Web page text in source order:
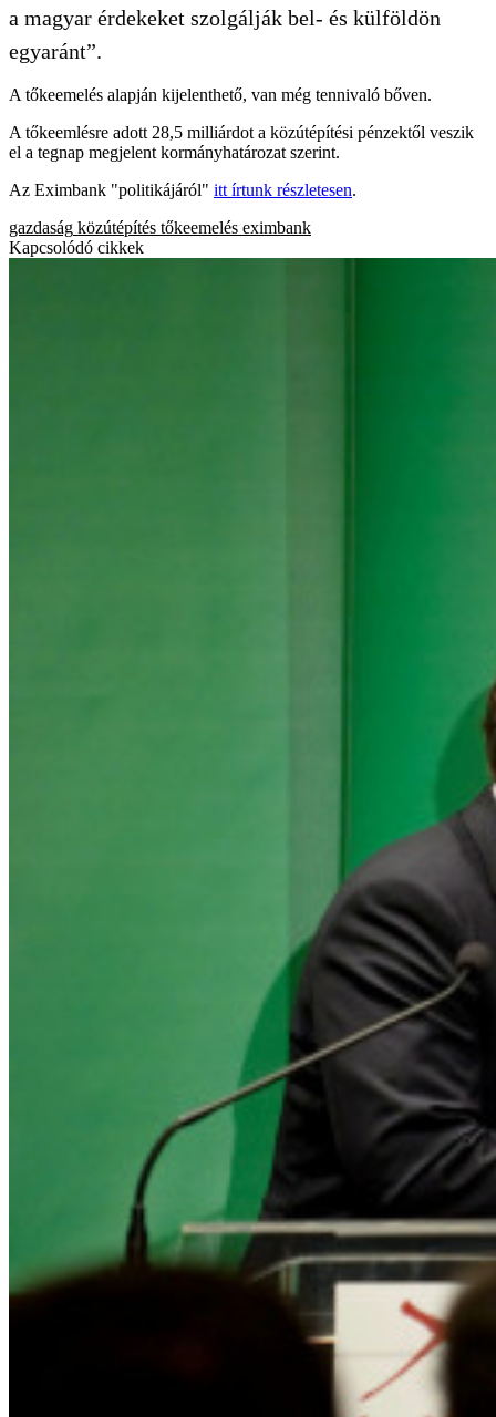
a magyar érdekeket szolgálják bel- és külföldön
egyaránt”.
A tőkeemelés alapján kijelenthető, van még tennivaló bőven.
A tőkeemlésre adott 28,5 milliárdot a közútépítési pénzektől veszik
el a tegnap megjelent kormányhatározat szerint.
Az Eximbank "politikájáról" itt írtunk részletesen.
gazdaság közútépítés tőkeemelés eximbank
Kapcsolódó cikkek